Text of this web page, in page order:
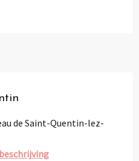
de Saint-Quentin-lez-